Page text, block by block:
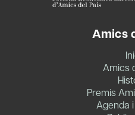
Amics
Amics
Premis
Agenda